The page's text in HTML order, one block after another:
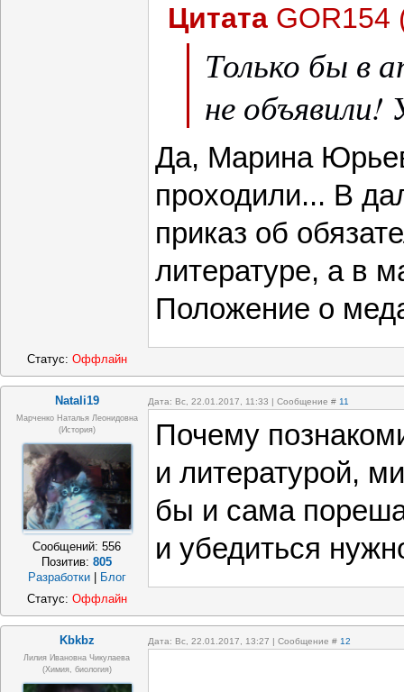
Цитата GOR154
Только бы в
не объявили!
Да, Марина
проходили... В
приказ об
литературе, а в
Положение о
Статус: Оффлайн
Natali19 Дата: Вс, 22.01.2017, 11:33 | Сообщение # 11
Марченко Наталья Леонидовна
(история)
Сообщений:556
Позитив:805
Разработки
Блог
Почему
и литературой,
бы и сама
и убедиться
Статус: Оффлайн
Kbkbz Дата: Вс, 22.01.2017, 13:27 | Сообщение # 12
Лилия Ивановна Чикулаева
(химия, биология)